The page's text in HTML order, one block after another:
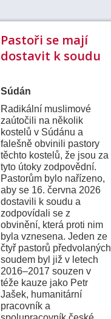
Pastoři se mají
dostavit k soudu
Súdán
Radikální muslimové
zaútočili na několik
kostelů v Súdánu a
falešně obvinili pastory
těchto kostelů, že jsou za
tyto útoky zodpovědní.
Pastorům bylo nařízeno,
aby se 16. června 2026
dostavili k soudu a
zodpovídali se z
obvinění, která proti nim
byla vznesena. Jeden ze
čtyř pastorů předvolaných
soudem byl již v letech
2016–2017 souzen v
téže kauze jako Petr
Jašek, humanitární
pracovník a